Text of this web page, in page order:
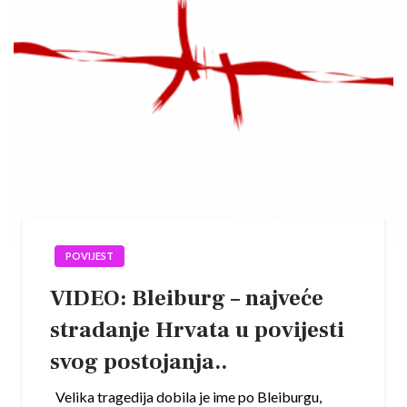
POVIJEST
VIDEO: Bleiburg – najveće
stradanje Hrvata u povijesti
svog postojanja..
Velika tragedija dobila je ime po Bleiburgu,